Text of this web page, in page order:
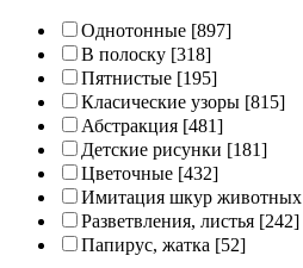
Однотонные [897]
В полоску [318]
Пятнистые [195]
Класические узоры [815]
Абстракция [481]
Детские рисунки [181]
Цветочные [432]
Имитация шкур животных
Разветвления, листья [242]
Папирус, жатка [52]